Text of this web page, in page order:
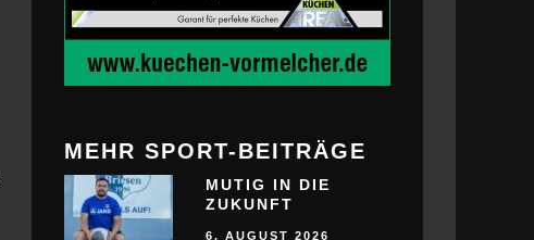
MEHR SPORT-BEITRÄGE
MUTIG IN DIE
ZUKUNFT
6. AUGUST 2026